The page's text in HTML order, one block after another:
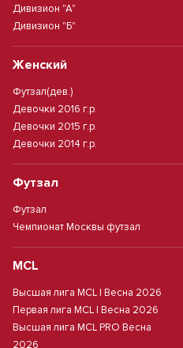
Дивизион "А"
Дивизион "Б"
Женский
Футзал(дев.)
Девочки 2016 г.р.
Девочки 2015 г.р.
Девочки 2014 г.р.
Футзал
Футзал
Чемпионат Москвы футзал
MCL
Высшая лига MCL | Весна 2026
Первая лига MCL | Весна 2026
Высшая лига MCL PRO Весна
2026